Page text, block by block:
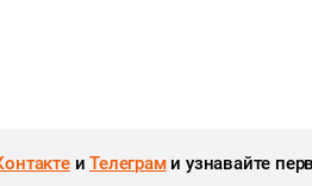
иТелеграми узнавайте